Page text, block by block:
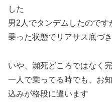
した
男2人でタンデムしたので
乗った状態でリアサス底づ
いや、瀕死どころではなく
一人で乗ってる時でも、お
込みが格段に違います